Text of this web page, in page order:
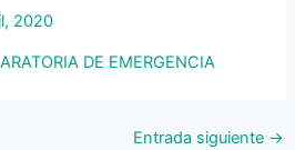
2020
DE EMERGENCIA
Entrada siguiente →